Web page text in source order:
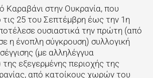
Καραβάνι στην Ουκρανία, που
25 του Σεπτέμβρη έως την 1η
ουσιαστικά την πρώτη (από
η ένοπλη σύγκρουση) συλλογική
(με αλληλέγγυα
της εξεγερμένης περιοχής της
από κατοίκους χωρών του